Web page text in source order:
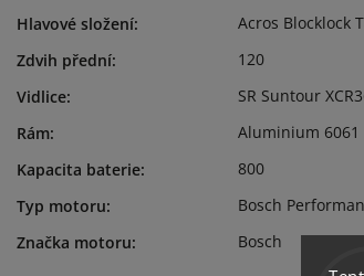
Hlavové složení:
Acros Blocklock
Zdvih přední:
120
Vidlice:
SR Suntour
Rám:
Aluminium 6061
Kapacita baterie:
800
Typ motoru:
Bosch
Značka motoru: Bosch